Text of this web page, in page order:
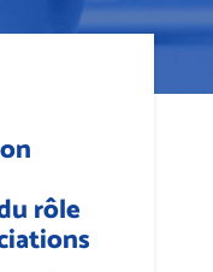
rôle